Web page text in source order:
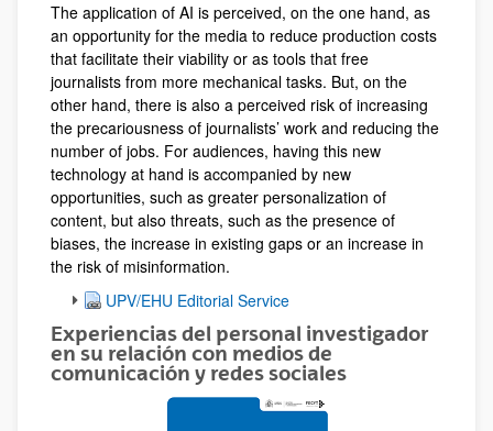
The application of AI is perceived, on the one hand, as
an opportunity for the media to reduce production costs
that facilitate their viability or as tools that free
journalists from more mechanical tasks. But, on the
other hand, there is also a perceived risk of increasing
the precariousness of journalists’ work and reducing the
number of jobs. For audiences, having this new
technology at hand is accompanied by new
opportunities, such as greater personalization of
content, but also threats, such as the presence of
biases, the increase in existing gaps or an increase in
the risk of misinformation.
UPV/EHU Editorial Service
Experiencias del personal investigador
en su relación con medios de
comunicación y redes sociales